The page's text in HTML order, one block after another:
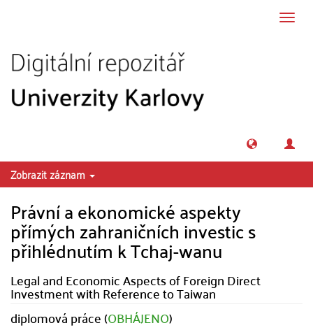
Zobrazit záznam
Právní a ekonomické aspekty
přímých zahraničních investic s
přihlédnutím k Tchaj-wanu
Legal and Economic Aspects of Foreign Direct
Investment with Reference to Taiwan
diplomová práce (OBHÁJENO)